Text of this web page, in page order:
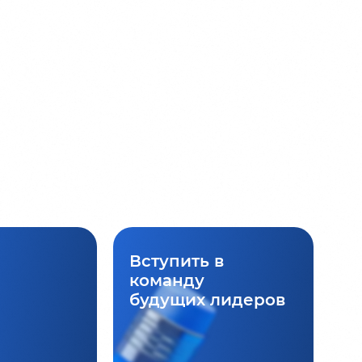
Вступить в
команду
будущих лидеров